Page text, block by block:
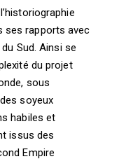
ses rapports avec
Sud. Ainsi se
du projet
sous
soyeux
habiles et
issus des
Empire